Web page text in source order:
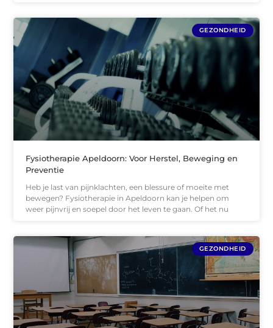
GEZONDHEID
Fysiotherapie Apeldoorn: Voor Herstel, Beweging en
Preventie
Heb je last van pijnklachten, een blessure of moeite met
bewegen? Fysiotherapie in Apeldoorn kan je helpen om
weer pijnvrij en soepel door het leven te gaan. Of het nu
GEZONDHEID